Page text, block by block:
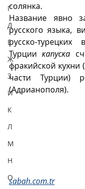
Г
Д
Е
Ж
З
И
К
Л
М
Н
О
солянка.
Название явно
русского языка,
русско-
Турции капуска
фракийской кухни
части Турции)
(Адрианополя).
sabah.com.tr